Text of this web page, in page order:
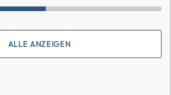
ALLE ANZEIGEN